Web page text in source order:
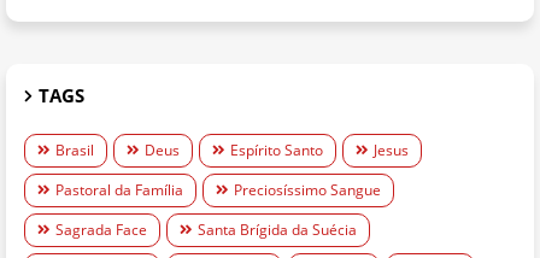
TAGS
Brasil Deus Espírito Santo
Jesus
Pastoral da Família
Preciosíssimo Sangue
Sagrada Face
Santa Brígida da Suécia